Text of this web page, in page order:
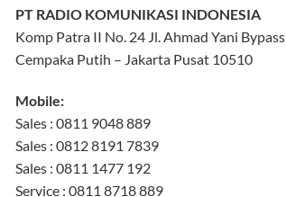
PT RADIO KOMUNIKASI INDONESIA
Komp Patra II No. 24 Jl. Ahmad Yani Bypass
Cempaka Putih – Jakarta Pusat 10510
Mobile:
Sales : 0811 9048 889
Sales : 0812 8191 7839
Sales : 0811 1477 192
Service : 0811 8718 889